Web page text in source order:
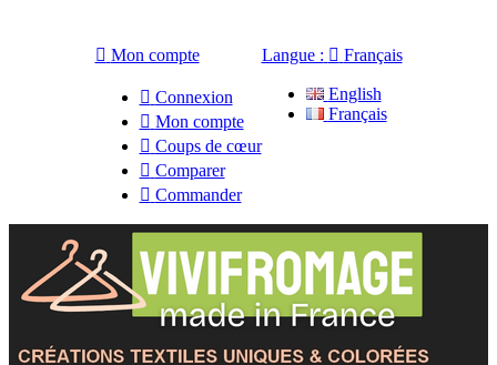
 Mon compte
 Connexion
 Mon compte
 Coups de cœur
 Comparer
 Commander
Langue :  Français
English
Français